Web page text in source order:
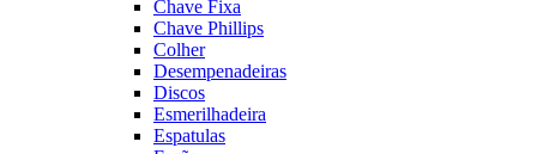
Chave Fixa
Chave Phillips
Colher
Desempenadeiras
Discos
Esmerilhadeira
Espatulas